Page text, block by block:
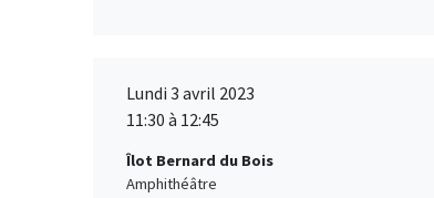
Lundi 3 avril 2023
11:30 à 12:45
Îlot Bernard du Bois
Amphithéâtre